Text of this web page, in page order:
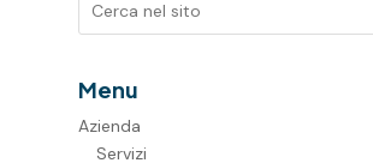
Menu
Azienda
Servizi